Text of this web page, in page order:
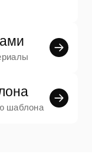
шаблона